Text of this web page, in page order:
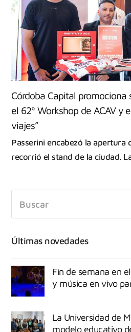
Córdoba Capital
el 62º Workshop de ACAV y
viajes”
Passerini encabezó la apertura
recorrió el stand de la ciudad.
Últimas novedades
Fin de semana en
y música en vivo
La Universidad de
modelo educativo